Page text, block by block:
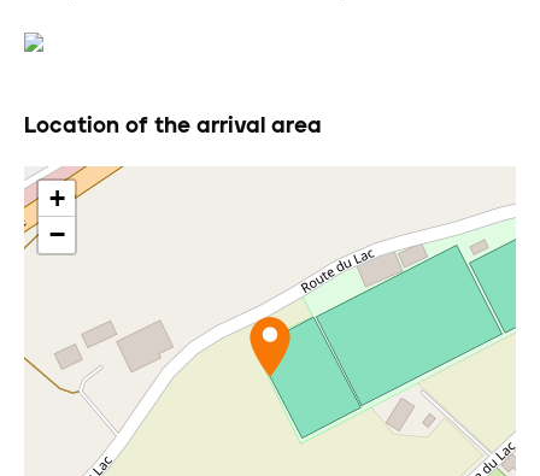
Location of the arrival area
+
−